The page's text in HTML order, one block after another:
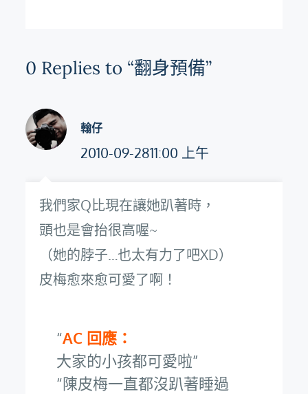
覽
0 Replies to “翻身預備”
翰仔
2010-09-2811:00 上午
我們家Q比現在讓她趴著時，
頭也是會抬很高喔~
（她的脖子…也太有力了吧XD）
皮梅愈來愈可愛了啊！
AC 回應：
大家的小孩都可愛啦
陳皮梅一直都沒趴著睡過